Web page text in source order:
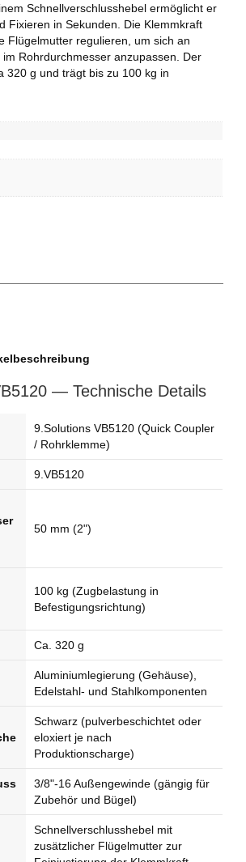
Schnellverschlusshebel ermöglicht er
Fixieren in Sekunden. Die Klemmkraft
Flügelmutter regulieren, um sich an
im Rohrdurchmesser anzupassen. Der
320 g und trägt bis zu 100 kg in
— Technische Details
9.Solutions VB5120 (Quick Coupler
/ Rohrklemme)
9.VB5120
50 mm (2")
100 kg (Zugbelastung in
Befestigungsrichtung)
Ca. 320 g
Aluminiumlegierung (Gehäuse),
Edelstahl- und Stahlkomponenten
Schwarz (pulverbeschichtet oder
eloxiert je nach
Produktionscharge)
3/8"-16 Außengewinde (gängig für
Zubehör und Bügel)
Schnellverschlusshebel mit
zusätzlicher Flügelmutter zur